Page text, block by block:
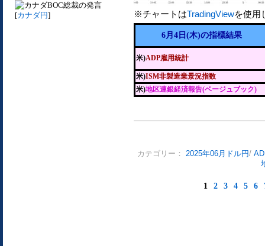
BOC総裁の発言
[カナダ円] ※チャートはTradingViewを使用
6月4日(木)の指標結果
米)ADP雇用統計
米)ISM非製造業景況指数
米)地区連銀経済報告(ベージュブック)
カテゴリー： 2025年06月ドル円/
1 2 3 4 5 6